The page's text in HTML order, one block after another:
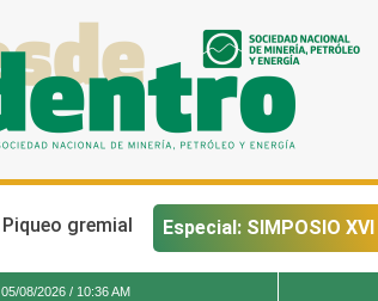
Piqueo gremial Especial: SIMPOSIO XVI
05/08/2026 / 10:36 AM